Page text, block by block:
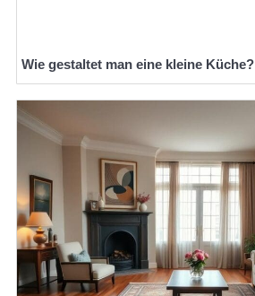
Wie gestaltet man eine kleine Küche?